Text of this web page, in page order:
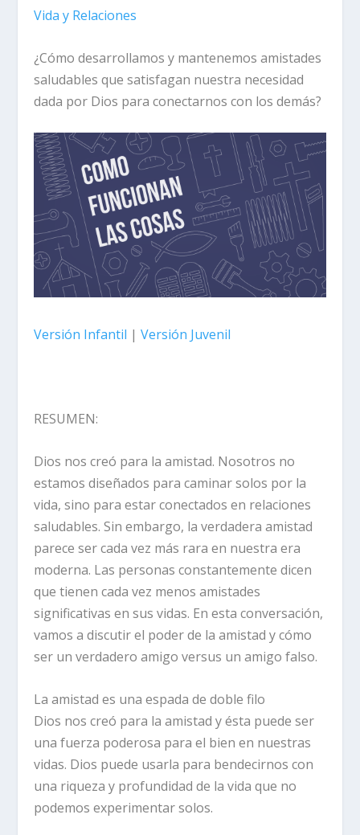
Vida y Relaciones
¿Cómo desarrollamos y mantenemos amistades
saludables que satisfagan nuestra necesidad
dada por Dios para conectarnos con los demás?
Versión Infantil |Versión Juvenil
RESUMEN:
Dios nos creó para la amistad. Nosotros no
estamos diseñados para caminar solos por la
vida, sino para estar conectados en relaciones
saludables. Sin embargo, la verdadera amistad
parece ser cada vez más rara en nuestra era
moderna. Las personas constantemente dicen
que tienen cada vez menos amistades
significativas en sus vidas. En esta conversación,
vamos a discutir el poder de la amistad y cómo
ser un verdadero amigo versus un amigo falso.
La amistad es una espada de doble filo
Dios nos creó para la amistad y ésta puede ser
una fuerza poderosa para el bien en nuestras
vidas. Dios puede usarla para bendecirnos con
una riqueza y profundidad de la vida que no
podemos experimentar solos.